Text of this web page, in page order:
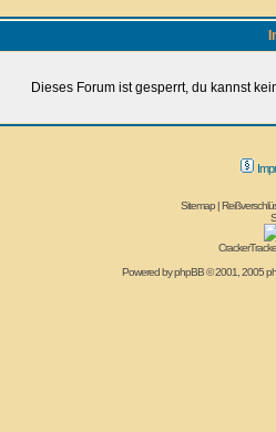
Dieses Forum ist gesperrt, du kannst
Sitemap|
Powered byphpBB© 2001, 2005